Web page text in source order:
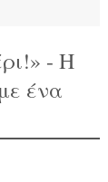
- Η
ένα